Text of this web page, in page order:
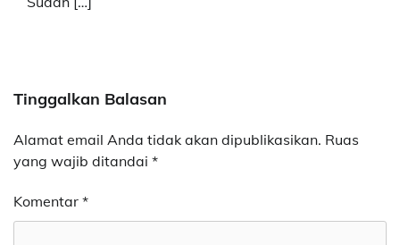
Tinggalkan Balasan
Alamat email Anda tidak akan dipublikasikan. Ruas
yang wajib ditandai *
Komentar *